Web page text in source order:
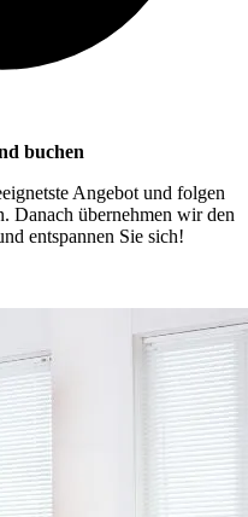
buchen
Angebot und folgen
Danach übernehmen wir den
entspannen Sie sich!